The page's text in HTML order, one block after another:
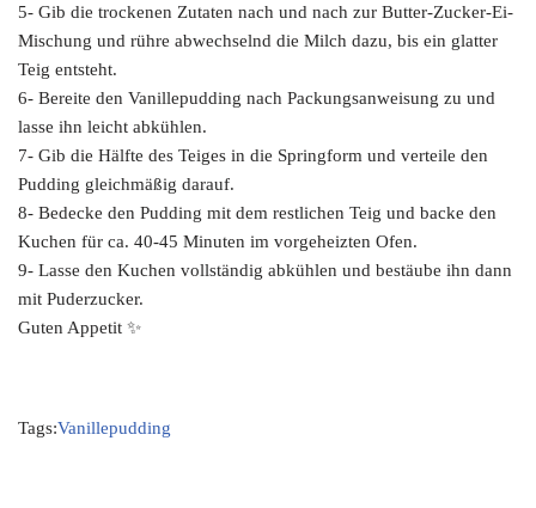
5- Gib die trockenen Zutaten nach und nach zur Butter-Zucker-Ei-
Mischung und rühre abwechselnd die Milch dazu, bis ein glatter
Teig entsteht.
6- Bereite den Vanillepudding nach Packungsanweisung zu und
lasse ihn leicht abkühlen.
7- Gib die Hälfte des Teiges in die Springform und verteile den
Pudding gleichmäßig darauf.
8- Bedecke den Pudding mit dem restlichen Teig und backe den
Kuchen für ca. 40-45 Minuten im vorgeheizten Ofen.
9- Lasse den Kuchen vollständig abkühlen und bestäube ihn dann
mit Puderzucker.
Guten Appetit ✨
Tags:Vanillepudding